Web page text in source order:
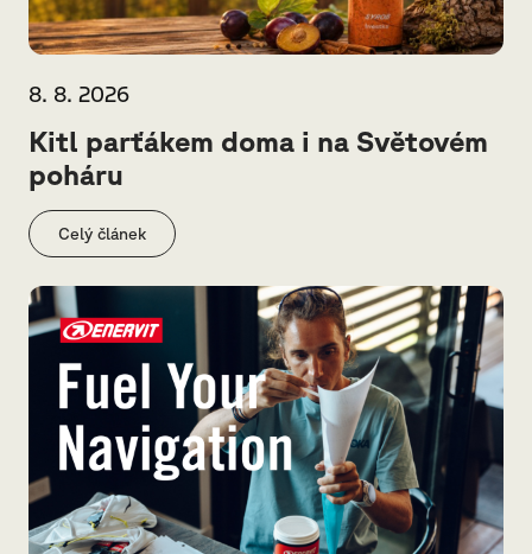
8. 8. 2026
Kitl parťákem doma i na Světovém
poháru
Celý článek